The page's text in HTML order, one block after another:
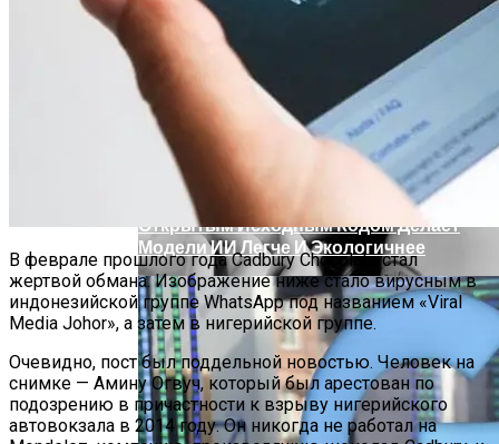
Марина Неёлова Госпитализирована,
Какая Причина Произошедшего
Новое Программное Обеспечение С
Открытым Исходным Кодом Делает
Модели ИИ Легче И Экологичнее
В феврале прошлого года Cadbury Chocolate стал
жертвой обмана. Изображение ниже стало вирусным в
индонезийской группе WhatsApp под названием «Viral
Media Johor», а затем в нигерийской группе.
Очевидно, пост был поддельной новостью. Человек на
снимке — Амину Огвуч, который был арестован по
подозрению в причастности к взрыву нигерийского
автовокзала в 2014 году. Он никогда не работал на